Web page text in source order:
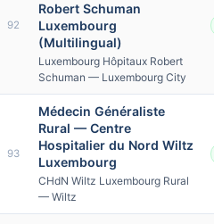
92
Robert Schuman
Luxembourg
(Multilingual)
Luxembourg Hôpitaux Robert
Schuman — Luxembourg City
93
Médecin Généraliste
Rural — Centre
Hospitalier du Nord Wiltz
Luxembourg
CHdN Wiltz Luxembourg Rural
— Wiltz